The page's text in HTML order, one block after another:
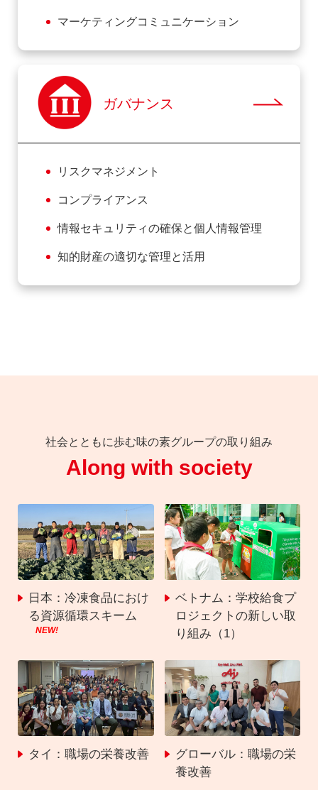
マーケティングコミュニケーション
ガバナンス
リスクマネジメント
コンプライアンス
情報セキュリティの確保と個人情報管理
知的財産の適切な管理と活用
社会とともに歩む味の素グループの取り組み
Along with society
日本：冷凍食品におけ
る資源循環スキーム
ベトナム：学校給食プ
ロジェクトの新しい取
り組み（1）
タイ：職場の栄養改善
グローバル：職場の栄
養改善